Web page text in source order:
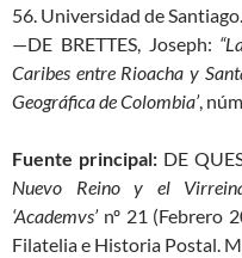
56. Universidad de
—DE BRETTES, Joseph:
Caribes entre Rioacha y
Geográfica de Colombia’,
Fuente principal: DE
Nuevo Reino y el
‘Academvs’nº 21 (Febrero
Filatelia e Historia Postal.